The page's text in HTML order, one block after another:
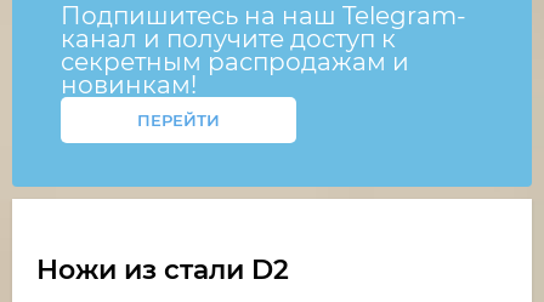
Подпишитесь на наш Telegram-
канал и получите доступ к
секретным распродажам и
новинкам!
ПЕРЕЙТИ
Ножи из стали D2